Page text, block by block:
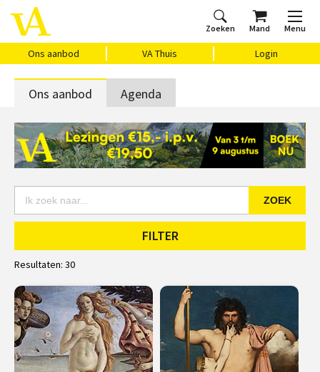
Zoeken Mand Menu
Ons aanbod VA Thuis Login
Home
Ons aanbod
Agenda
VAthuis
Over ons
Vragen?
Cadeaubon
Ons aanbod Agenda
ZOEK
FILTER
Resultaten: 30